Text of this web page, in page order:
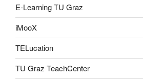
E-Learning TU Graz
iMooX
TELucation
TU Graz TeachCenter